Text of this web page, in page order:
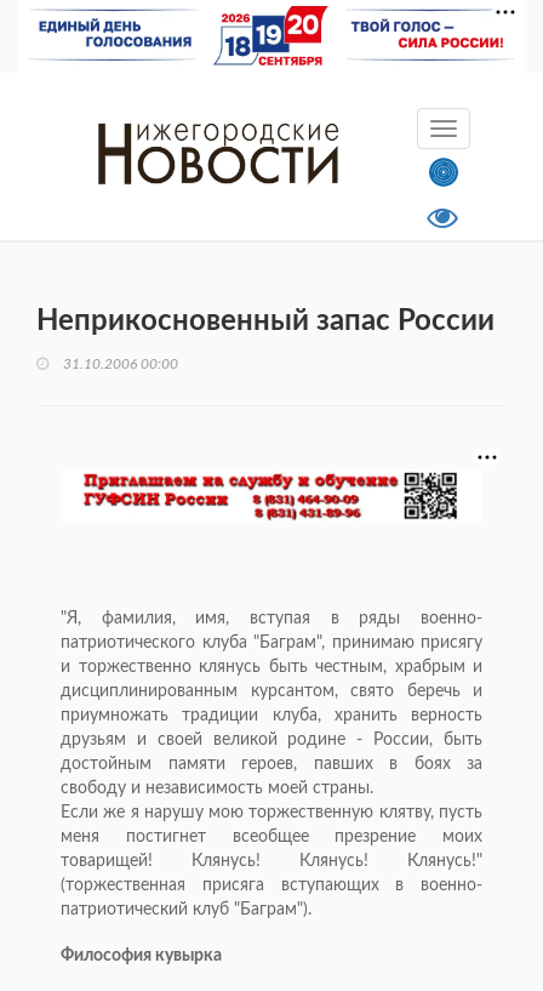
Неприкосновенный запас России
31.10.2006 00:00
"Я, фамилия, имя, вступая в ряды военно-
патриотического клуба "Баграм", принимаю присягу
и торжественно клянусь быть честным, храбрым и
дисциплинированным курсантом, свято беречь и
приумножать традиции клуба, хранить верность
друзьям и своей великой родине - России, быть
достойным памяти героев, павших в боях за
свободу и независимость моей страны.
Если же я нарушу мою торжественную клятву, пусть
меня постигнет всеобщее презрение моих
товарищей! Клянусь! Клянусь! Клянусь!"
(торжественная присяга вступающих в военно-
патриотический клуб "Баграм").
Философия кувырка